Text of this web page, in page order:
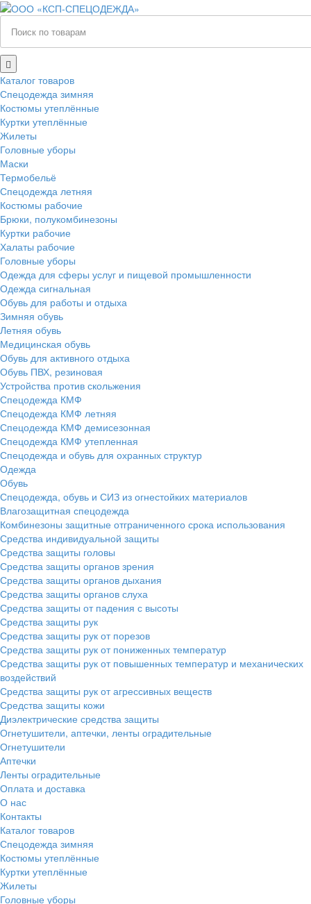
Каталог товаров
Спецодежда зимняя
Костюмы утеплённые
Куртки утеплённые
Жилеты
Головные уборы
Маски
Термобельё
Спецодежда летняя
Костюмы рабочие
Брюки, полукомбинезоны
Куртки рабочие
Халаты рабочие
Головные уборы
Одежда для сферы услуг и пищевой промышленности
Одежда сигнальная
Обувь для работы и отдыха
Зимняя обувь
Летняя обувь
Медицинская обувь
Обувь для активного отдыха
Обувь ПВХ, резиновая
Устройства против скольжения
Спецодежда КМФ
Спецодежда КМФ летняя
Спецодежда КМФ демисезонная
Спецодежда КМФ утепленная
Спецодежда и обувь для охранных структур
Одежда
Обувь
Спецодежда, обувь и СИЗ из огнестойких материалов
Влагозащитная спецодежда
Комбинезоны защитные отграниченного срока использования
Средства индивидуальной защиты
Средства защиты головы
Средства защиты органов зрения
Средства защиты органов дыхания
Средства защиты органов слуха
Средства защиты от падения с высоты
Средства защиты рук
Средства защиты рук от порезов
Средства защиты рук от пониженных температур
Средства защиты рук от повышенных температур и механических
воздействий
Средства защиты рук от агрессивных веществ
Средства защиты кожи
Диэлектрические средства защиты
Огнетушители, аптечки, ленты оградительные
Огнетушители
Аптечки
Ленты оградительные
Оплата и доставка
О нас
Контакты
Каталог товаров
Спецодежда зимняя
Костюмы утеплённые
Куртки утеплённые
Жилеты
Головные уборы